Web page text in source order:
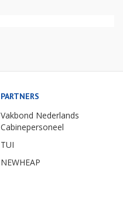
PARTNERS
Vakbond Nederlands
Cabinepersoneel
TUI
NEWHEAP